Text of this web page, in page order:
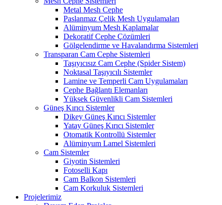
Metal Mesh Cephe
Paslanmaz Çelik Mesh Uygulamaları
Alüminyum Mesh Kaplamalar
Dekoratif Cephe Çözümleri
Gölgelendirme ve Havalandırma Sistemleri
Transparan Cam Cephe Sistemleri
Taşıyıcısız Cam Cephe (Spider Sistem)
Noktasal Taşıyıcılı Sistemler
Lamine ve Temperli Cam Uygulamaları
Cephe Bağlantı Elemanları
Yüksek Güvenlikli Cam Sistemleri
Güneş Kırıcı Sistemler
Dikey Güneş Kırıcı Sistemler
Yatay Güneş Kırıcı Sistemler
Otomatik Kontrollü Sistemler
Alüminyum Lamel Sistemleri
Cam Sistemler
Giyotin Sistemleri
Fotoselli Kapı
Cam Balkon Sistemleri
Cam Korkuluk Sistemleri
Projelerimiz